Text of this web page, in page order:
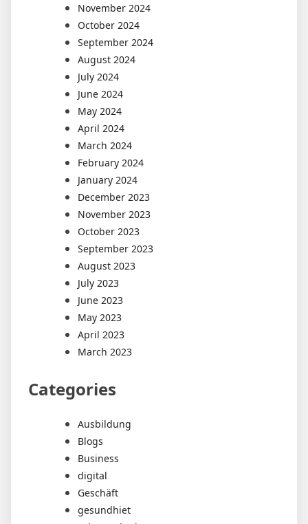
November 2024
October 2024
September 2024
August 2024
July 2024
June 2024
May 2024
April 2024
March 2024
February 2024
January 2024
December 2023
November 2023
October 2023
September 2023
August 2023
July 2023
June 2023
May 2023
April 2023
March 2023
Categories
Ausbildung
Blogs
Business
digital
Geschäft
gesundhiet